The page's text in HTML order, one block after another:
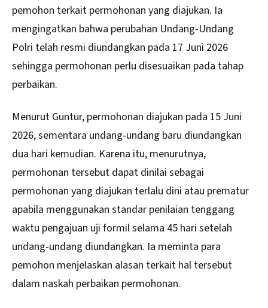
pemohon terkait permohonan yang diajukan. Ia
mengingatkan bahwa perubahan Undang-Undang
Polri telah resmi diundangkan pada 17 Juni 2026
sehingga permohonan perlu disesuaikan pada tahap
perbaikan.
Menurut Guntur, permohonan diajukan pada 15 Juni
2026, sementara undang-undang baru diundangkan
dua hari kemudian. Karena itu, menurutnya,
permohonan tersebut dapat dinilai sebagai
permohonan yang diajukan terlalu dini atau prematur
apabila menggunakan standar penilaian tenggang
waktu pengajuan uji formil selama 45 hari setelah
undang-undang diundangkan. Ia meminta para
pemohon menjelaskan alasan terkait hal tersebut
dalam naskah perbaikan permohonan.